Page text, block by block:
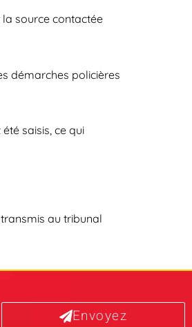
la source contactée
démarches policières
saisis, ce qui
au tribunal
Envoyez